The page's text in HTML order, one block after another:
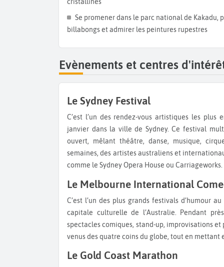
traverserez les paysages lunaires de
Nullarbor, et des étendues désertiques comme
sauvages au printemps.
Destination Territoire du Nord
Le Territoire du Nord est une terre de contrastes, entre désert rouge et zones humides, où chaque étape révèle
une facette unique de l’Australie sauvage.
deDarwin, capitale tropicale du Territoire du
nocturnes commeMindil Beach Sunset Market.
plus spectaculaires d’Australie. Il abrite une
falaises abruptes, et des chutes d’eau
4x4 ou par des sentiers de randonnée. Partez
deNourlangie etUbirr Rock, célèbres pour
Temps du Rêve. Pour une expérience immersive,
pourrez observer des cacatoès, des crocodiles
Kata Tjuta, classé au patrimoine mondial.
aborigènes Anangu, est célèbre pour ses
sentier de randonnée Mala Walkou leBase Walk,
les légendes locales gravées dans la roche.
Découvrez le Queensland
Se promener dans le parc national de Kakadu,
billabongs et admirer les peintures rupestres
Evènements et centres
Le Sydney Festival
C’est l’un des rendez-vous artistiques les plus emblématiques de l’été australien, célébré chaque mois de
janvier dans la ville de Sydney. Ce festival
ouvert, mêlant théâtre, danse, musique,
semaines, des artistes australiens et
comme le Sydney Opera House ou Carriageworks.
Le Melbourne International
C’est l’un des plus grands festivals d’humour au monde, organisé chaque année entre mars et avril dans la
capitale culturelle de l’Australie. Pendant
spectacles comiques, stand-up, improvisations
venus des quatre coins du globe, tout en mettant
Le Gold Coast Marathon